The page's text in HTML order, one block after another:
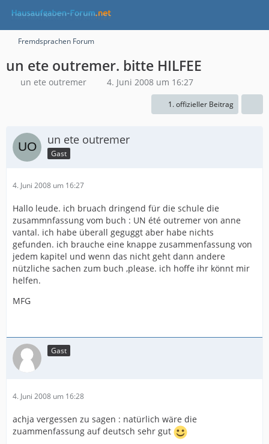
Fremdsprachen Forum
un ete outremer. bitte HILFEE
un ete outremer 4. Juni 2008 um 16:27
1. offizieller Beitrag
un ete outremer
Gast
4. Juni 2008 um 16:27
Hallo leude. ich bruach dringend für die schule die
zusammnfassung vom buch : UN été outremer von anne
vantal. ich habe überall geguggt aber habe nichts
gefunden. ich brauche eine knappe zusammenfassung von
jedem kapitel und wenn das nicht geht dann andere
nützliche sachen zum buch ,please. ich hoffe ihr könnt mir
helfen.
MFG
Gast
4. Juni 2008 um 16:28
achja vergessen zu sagen : natürlich wäre die
zuammenfassung auf deutsch sehr gut